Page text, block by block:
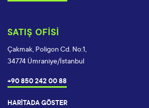
SATIŞ OFİSİ
Çakmak, Poligon Cd. No:1,
34774 Ümraniye/İstanbul
+90 850 242 00 88
HARİTADA GÖSTER